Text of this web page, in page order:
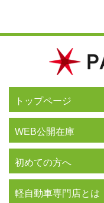
トップページ
WEB公開在庫
初めての方へ
軽自動車専門店とは